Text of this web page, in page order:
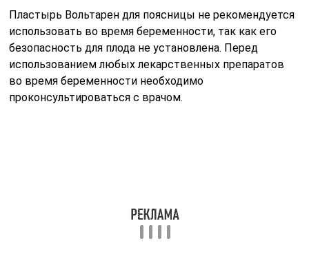
Пластырь Вольтарен для поясницы не рекомендуется
использовать во время беременности, так как его
безопасность для плода не установлена. Перед
использованием любых лекарственных препаратов
во время беременности необходимо
проконсультироваться с врачом.